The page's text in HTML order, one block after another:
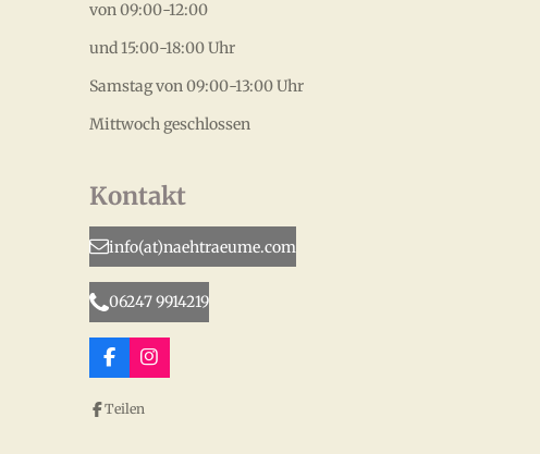
von 09:00-12:00
und 15:00-18:00 Uhr
Samstag von 09:00-13:00 Uhr
Mittwoch geschlossen
Kontakt
info(at)naehtraeume.com
06247 9914219
F
a
c
e
I
n
Teilen